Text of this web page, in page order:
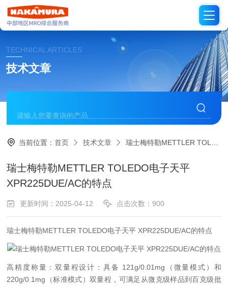
TECHNICAL ARTICLES
技术文章
当前位置：首页 技术文章 瑞士梅特勒METTLER TOLEDO电子天平 XPR225DUE/AC的特点
瑞士梅特勒METTLER TOLEDO电子天平
XPR225DUE/AC的特点
更新时间：2025-04-12 点击次数：900
瑞士梅特勒METTLER TOLEDO电子天平 XPR225DUE/AC的特点
高精度称量：双量程设计：具备 121g/0.01mg（微量模式）和
220g/0.1mg（标准模式）双量程，可满足从微克级样品到百克级批